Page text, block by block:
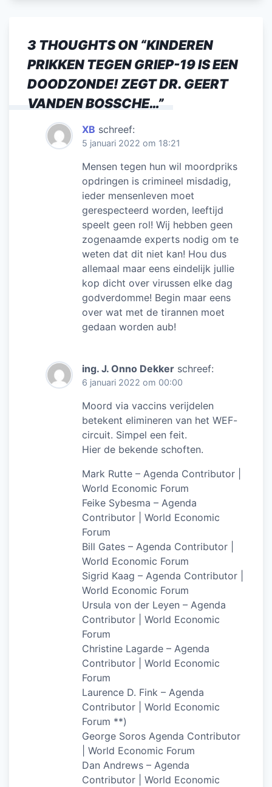
3 THOUGHTS ON “KINDEREN
PRIKKEN TEGEN GRIEP-19 IS EEN
DOODZONDE! ZEGT DR. GEERT
VANDEN BOSSCHE…”
XB schreef:
5 januari 2022 om 18:21
Mensen tegen hun wil moordpriks
opdringen is crimineel misdadig,
ieder mensenleven moet
gerespecteerd worden, leeftijd
speelt geen rol! Wij hebben geen
zogenaamde experts nodig om te
weten dat dit niet kan! Hou dus
allemaal maar eens eindelijk jullie
kop dicht over virussen elke dag
godverdomme! Begin maar eens
over wat met de tirannen moet
gedaan worden aub!
ing. J. Onno Dekker schreef:
6 januari 2022 om 00:00
Moord via vaccins verijdelen
betekent elimineren van het WEF-
circuit. Simpel een feit.
Hier de bekende schoften.
Mark Rutte – Agenda Contributor |
World Economic Forum
Feike Sybesma – Agenda
Contributor | World Economic
Forum
Bill Gates – Agenda Contributor |
World Economic Forum
Sigrid Kaag – Agenda Contributor |
World Economic Forum
Ursula von der Leyen – Agenda
Contributor | World Economic
Forum
Christine Lagarde – Agenda
Contributor | World Economic
Forum
Laurence D. Fink – Agenda
Contributor | World Economic
Forum **)
George Soros Agenda Contributor
| World Economic Forum
Dan Andrews – Agenda
Contributor | World Economic